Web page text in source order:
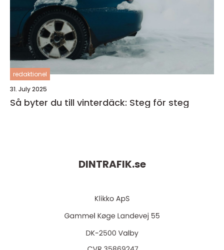
redaktionel
31. July 2025
Så byter du till vinterdäck: Steg för steg
DINTRAFIK.se